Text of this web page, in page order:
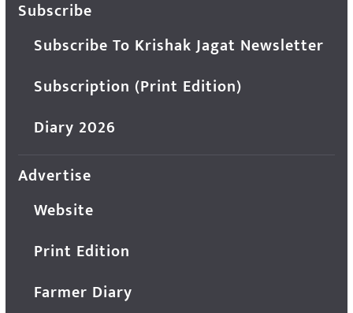
Subscribe
Subscribe To Krishak Jagat Newsletter
Subscription (Print Edition)
Diary 2026
Advertise
Website
Print Edition
Farmer Diary